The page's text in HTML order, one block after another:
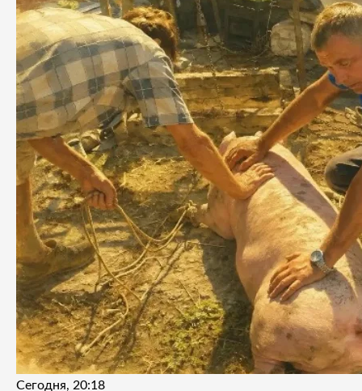
Сегодня, 20:18